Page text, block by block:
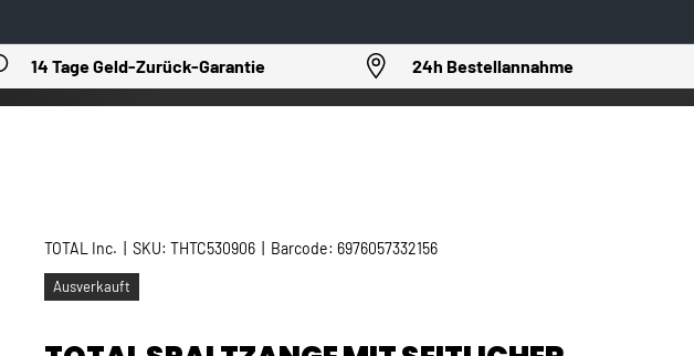
14 Tage Geld-Zurück-Garantie 24h Bestellannahme
TOTAL Inc. |SKU: THTC530906 Barcode: 6976057332156
Ausverkauft